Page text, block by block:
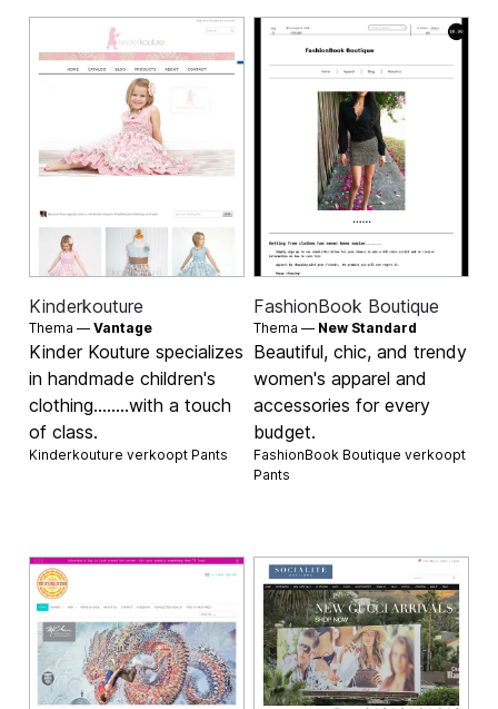
Kinderkouture
Thema —Vantage
Kinder Kouture specializes
in handmade children's
clothing........with a touch
of class.
Kinderkouture verkoopt Pants
FashionBook Boutique
Thema — New Standard
Beautiful, chic, and trendy
women's apparel and
accessories for every
budget.
FashionBook Boutique verkoopt
Pants